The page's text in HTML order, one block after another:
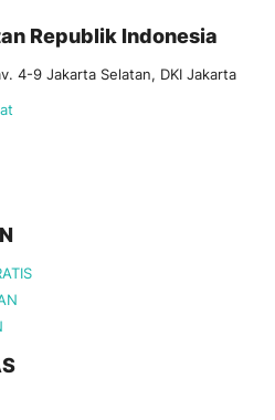
Republik Indonesia
4-9 Jakarta Selatan, DKI Jakarta